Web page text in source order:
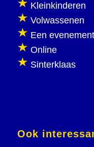
Kleinkinderen
Volwassenen
Een evenement
Online
Sinterklaas
Ook